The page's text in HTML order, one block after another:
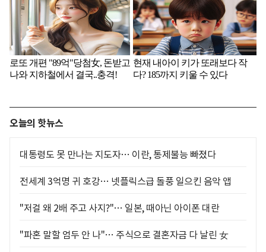
오늘의 핫뉴스
대통령도 못 만나는 지도자… 이란, 통제불능 빠졌다
전세계 3억명 귀 호강… 넷플릭스급 돌풍 일으킨 음악 앱
"저걸 왜 2배 주고 사지?"… 일본, 때아닌 아이폰 대란
"파혼 말할 엄두 안 나"… 주식으로 결혼자금 다 날린 女